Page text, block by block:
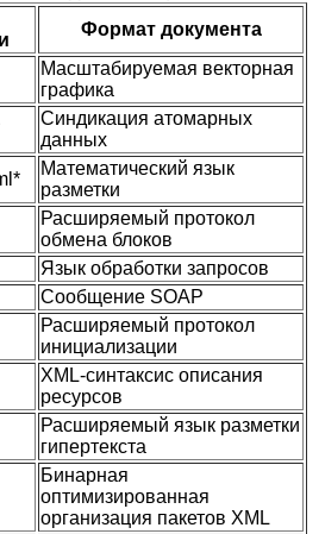
Формат документа
Масштабируемая векторная
графика
Синдикация атомарных
данных
Математический язык
разметки
Расширяемый протокол
обмена блоков
Язык обработки запросов
Сообщение SOAP
Расширяемый протокол
инициализации
XML-синтаксис описания
ресурсов
Расширяемый язык разметки
гипертекста
Бинарная
оптимизированная
организация пакетов XML